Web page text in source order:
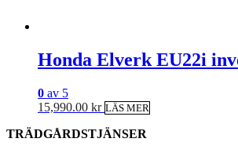
Honda Elverk EU22i
0 av 5
15,990.00 kr LÄS MER
TRÄDGÅRDSTJÄNSER